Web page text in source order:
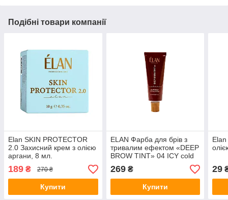
Подібні товари компанії
Elan SKIN PROTECTOR
2.0 Захисний крем з олією
аргани, 8 мл.
189 ₴ 270 ₴
Купити
ELAN Фарба для брів з
тривалим ефектом «DEEP
BROW TINT» 04 ICY cold
brown, 20мл.
269₴
Купити
29